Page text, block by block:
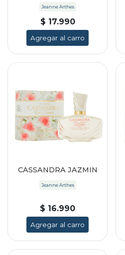
Jeanne Arthes
$ 17.990
Agregar al carro
CASSANDRA JAZMIN
Jeanne Arthes
$ 16.990
Agregar al carro